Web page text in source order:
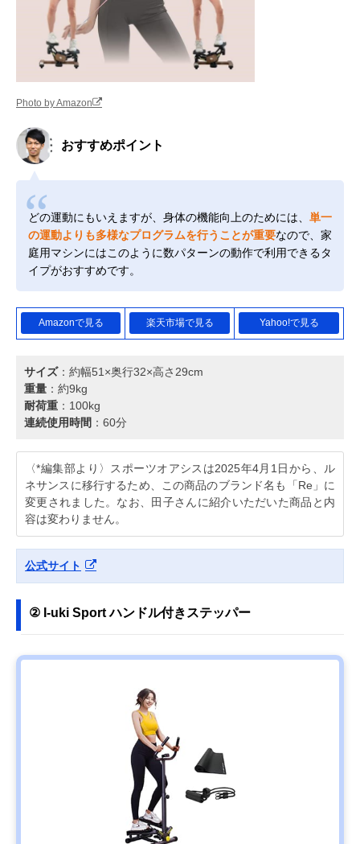
Photo by Amazon
おすすめポイント
どの運動にもいえますが、身体の機能向上のためには、 単一
の運動よりも多様なプログラムを行うことが重要なので、家
庭用マシンにはこのように数パターンの動作で利用できるタ
イプがおすすめです。
Amazonで見る 楽天市場で見る Yahoo!で見る
サイズ：約幅51×奥行32×高さ29cm
重量 ：約9kg
耐荷重 ：100kg
連続使用時間 ：60分
〈*編集部より〉スポーツオアシスは2025年4月1日から、ル
ネサンスに移行するため、この商品のブランド名も「Re」に
変更されました。なお、田子さんに紹介いただいた商品と内
容は変わりません。
公式サイト
② I-uki Sport ハンドル付きステッパー